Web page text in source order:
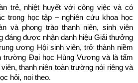
trẻ, nhiệt huyết với công việc và có
trong học tập – nghiên cứu khoa học
và phong trào thanh niên, sinh viên
đáng được nhận danh hiệu Giải thưởng
ương Hội sinh viên, trở thành niềm
trường Đại học Hùng Vương và là tấm
thanh niên toàn trường nói riêng và
hỏi, noi theo.